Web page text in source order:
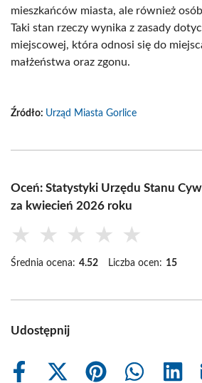
mieszkańców miasta, ale również
Taki stan rzeczy wynika z zasady
miejscowej, która odnosi się do
małżeństwa oraz zgonu.
Źródło: Urząd Miasta Gorlice
Oceń: Statystyki Urzędu Stanu
za kwiecień 2026 roku
★ ★ ★ ★ ★
Średnia ocena: 4.52 Liczba ocen: 15
Udostępnij
Share
Share
Share
Share
Share